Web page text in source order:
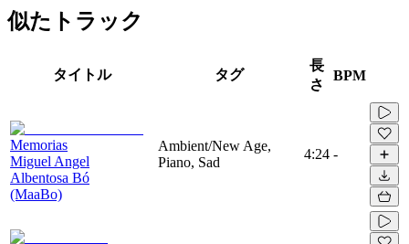
似たトラック
タイトル タグ
長
さ
BPM
Memorias
Miguel Angel
Albentosa Bó
(MaaBo)
Ambient/New Age,
Piano, Sad
4:24 -